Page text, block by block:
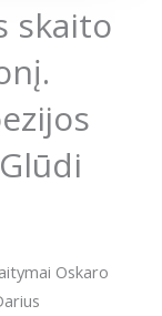
skaito
Oskaro